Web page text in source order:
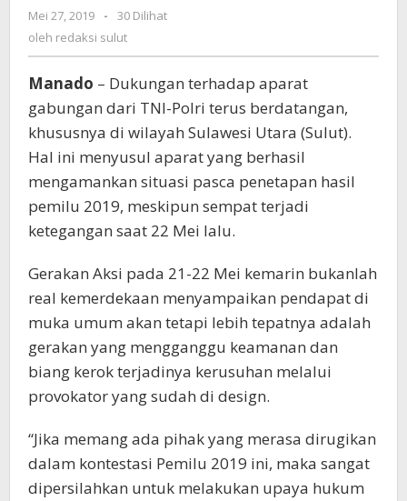
Polri
Mei 27, 2019
oleh
redaksi
-
30 Dilihat
oleh redaksi sulut
Manado – Dukungan terhadap aparat
gabungan dari TNI-Polri terus berdatangan,
khususnya di wilayah Sulawesi Utara (Sulut).
Hal ini menyusul aparat yang berhasil
mengamankan situasi pasca penetapan hasil
pemilu 2019, meskipun sempat terjadi
ketegangan saat 22 Mei lalu.
Gerakan Aksi pada 21-22 Mei kemarin bukanlah
real kemerdekaan menyampaikan pendapat di
muka umum akan tetapi lebih tepatnya adalah
gerakan yang mengganggu keamanan dan
biang kerok terjadinya kerusuhan melalui
provokator yang sudah di design.
“Jika memang ada pihak yang merasa dirugikan
dalam kontestasi Pemilu 2019 ini, maka sangat
dipersilahkan untuk melakukan upaya hukum